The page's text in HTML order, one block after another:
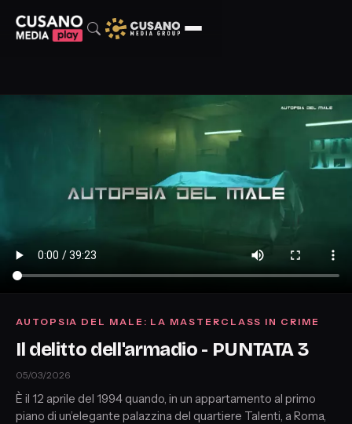
AUTOPSIA DEL MALE: LA MASTERCLASS IN CRIME
Il delitto dell'armadio - PUNTATA 3
05/03/2026
È il 12 aprile del 1994 quando, in un appartamento al primo
piano di un’elegante palazzina del quartiere Talenti, a Roma,